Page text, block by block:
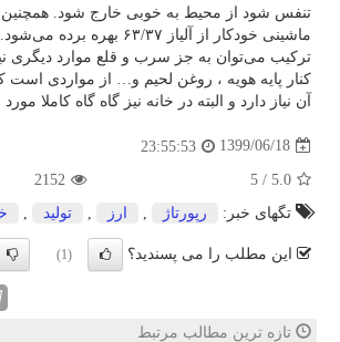
تنفس شود از محیط به خوبی خارج شود. همچنین
ماشینی خودکار از آلیاز ۶۳/۳۷ بهره برده
ترکیب می‌توان به جز سرب و قلع موارد دیگری نیز
کنار پایه هویه ، روغن لحیم و… از مواردی است
آن نیاز دارد و البته در خانه نیز گاه گاه کاملا
1399/06/18
23:55:53
5.0
/
5
2152
تگهای خبر:
رپورتاژ ارز تولید
این مطلب را می پسندید؟ (1)
تازه ترین مطالب مرتبط